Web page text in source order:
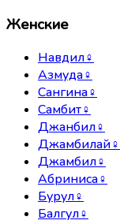
Женские
Навдил♀
Азмуда♀
Сангина♀
Самбит♀
Джанбил♀
Джамбилай♀
Джамбил♀
Абриниса♀
Бурул♀
Балгул♀